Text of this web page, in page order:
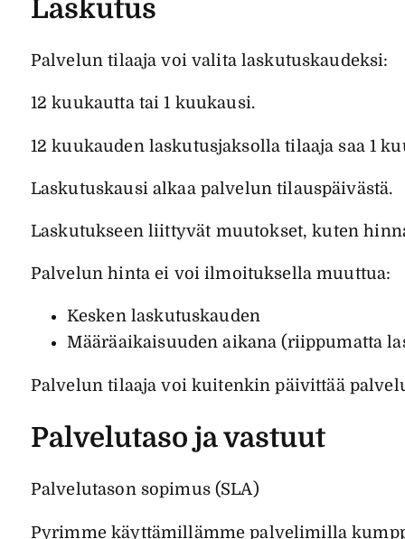
Laskutus
Palvelun tilaaja voi valita laskutuskaudeksi:
12 kuukautta tai 1 kuukausi.
12 kuukauden laskutusjaksolla tilaaja saa 1
Laskutuskausi alkaa palvelun tilauspäivästä.
Laskutukseen liittyvät muutokset, kuten
Palvelun hinta ei voi ilmoituksella muuttua:
Kesken laskutuskauden
Määräaikaisuuden aikana (riippumatta
Palvelun tilaaja voi kuitenkin päivittää
Palvelutaso ja vastuut
Palvelutason sopimus (SLA)
Pyrimme käyttämillämme palvelimilla